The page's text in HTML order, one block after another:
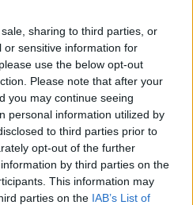
sharing to third parties, or
or sensitive information for
use the below opt-out
Please note that after your
you may continue seeing
personal information utilized by
to third parties prior to
opt-out of the further
by third parties on the
This information may
parties on the IAB’s List of